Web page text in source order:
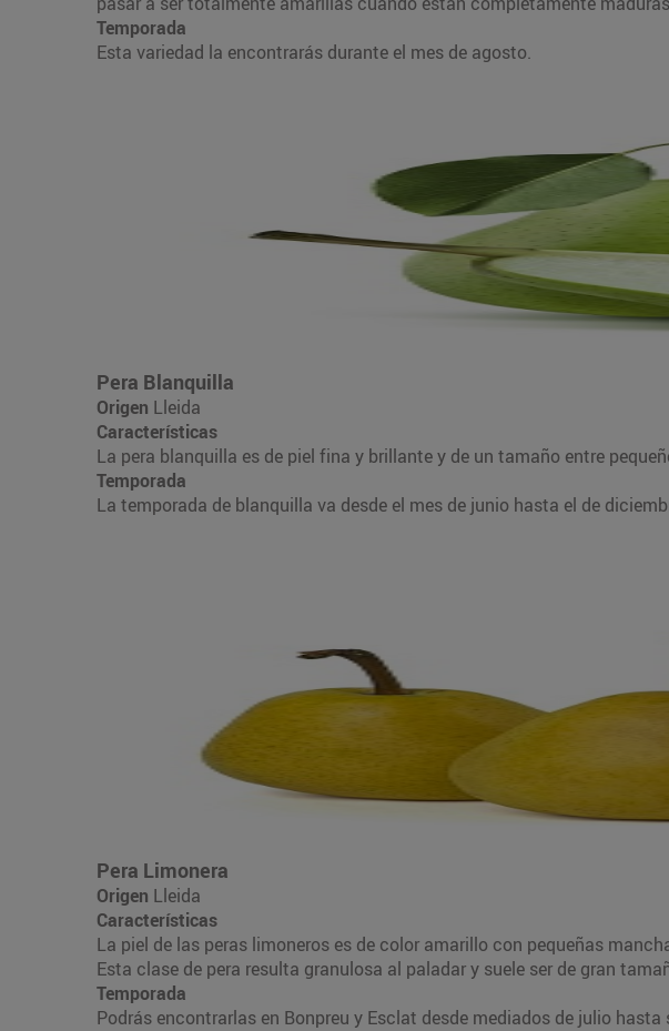
Temporada
Esta variedad la encontrarás durante el mes de agosto.
Pera Blanquilla
Origen Lleida
Características
La pera blanquilla es de piel fina y brillante y de un tamaño entre
Temporada
La temporada de blanquilla va desde el mes de junio hasta el de
Pera Limonera
Origen Lleida
Características
La piel de las peras limoneros es de color amarillo con pequeñas
Esta clase de pera resulta granulosa al paladar y suele ser de gran
Temporada
Podrás encontrarlas en Bonpreu y Esclat desde mediados de julio hasta